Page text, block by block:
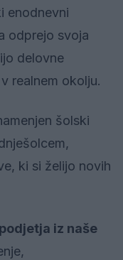
enodnevni
odprejo svoja
delovne
realnem okolju.
šolski
ki si želijo novih
iz naše